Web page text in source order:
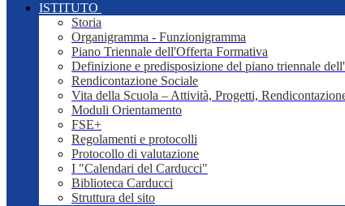
ISTITUTO
Storia
Organigramma - Funzionigramma
Piano Triennale dell'Offerta Formativa
Definizione e predisposizione del piano triennale
Rendicontazione Sociale
Vita della Scuola – Attività, Progetti,
Moduli Orientamento
FSE+
Regolamenti e protocolli
Protocollo di valutazione
I "Calendari del Carducci"
Biblioteca Carducci
Struttura del sito